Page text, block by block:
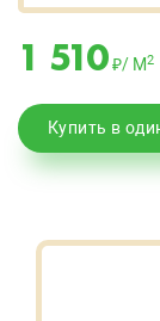
1 510₽/ М2
Купить в